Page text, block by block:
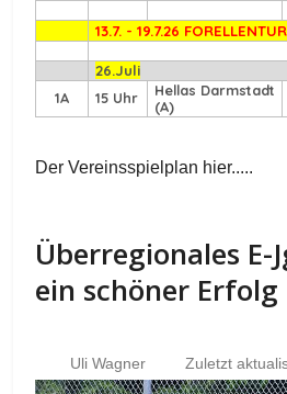
13.7. - 19.7.26
26.Juli
1A
15 Uhr
Hellas Darmstadt
(A)
Der Vereinsspielplan hier.....
Überregionales E-
ein schöner Erfolg
Uli Wagner Zuletzt